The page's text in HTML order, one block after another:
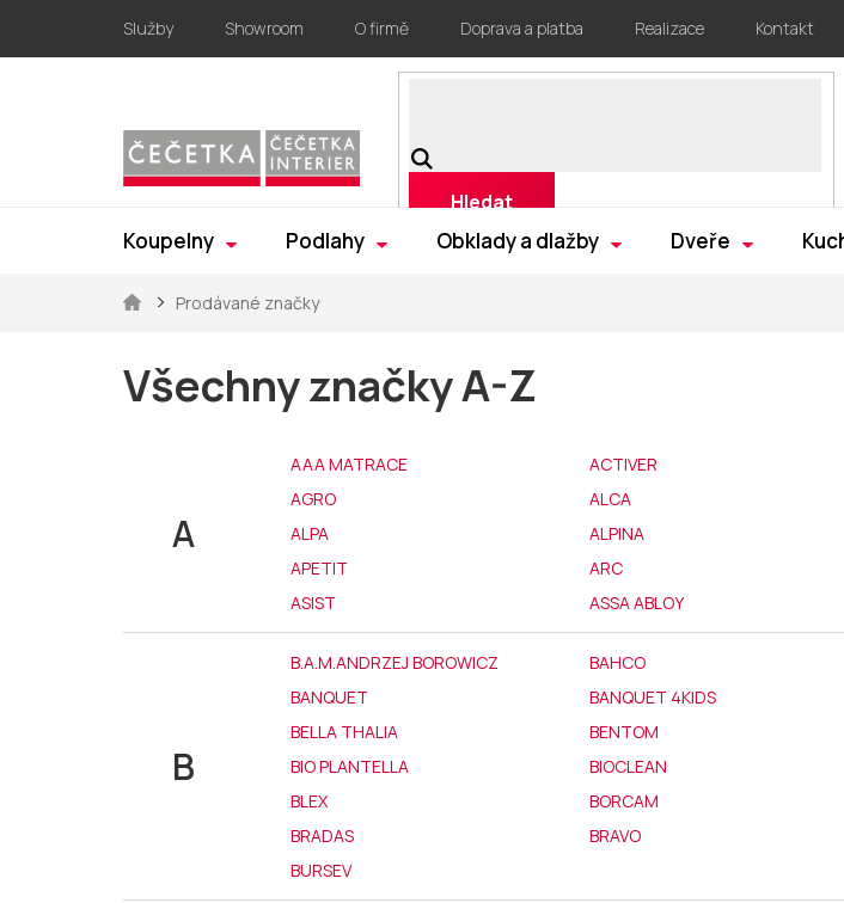
obsah
Služby Showroom O firmě Doprava a platba Realizace Kontakt
Hledat
Koupelny Podlahy Obklady a dlažby Dveře
DomůProdávané značky
Všechny značky A-Z
A
AAA MATRACE ACTIVER
AGRO
ALCA
ALPA
ALPINA
APETIT
ARC
ASIST
ASSA ABLOY
B
B.A.M.ANDRZEJ BOROWICZ BAHCO
BANQUET
BANQUET 4KIDS
BELLA THALIA
BENTOM
BIO PLANTELLA
BIOCLEAN
BLEX
BORCAM
BRADAS
BRAVO
BURSEV